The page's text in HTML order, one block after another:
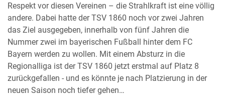
Respekt vor diesen Vereinen – die Strahlkraft ist eine völlig
andere. Dabei hatte der TSV 1860 noch vor zwei Jahren
das Ziel ausgegeben, innerhalb von fünf Jahren die
Nummer zwei im bayerischen Fußball hinter dem FC
Bayern werden zu wollen. Mit einem Absturz in die
Regionalliga ist der TSV 1860 jetzt erstmal auf Platz 8
zurückgefallen - und es könnte je nach Platzierung in der
neuen Saison noch tiefer gehen…